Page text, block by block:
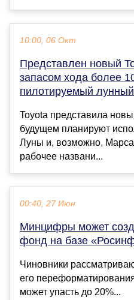
10:00, 06 Окт
Представлен новый
запасом хода более
пилотируемый
Toyota представила
будущем планируют
Луны и, возможно,
рабочее названи...
00:40, 27 Июн
Минцифры может
фонд на базе
Чиновники
его
может упасть до 20%...